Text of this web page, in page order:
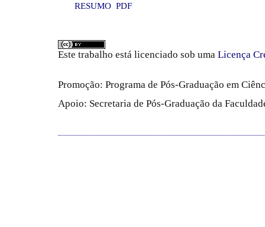
RESUMO PDF
Este trabalho está licenciado sob uma Licença
Promoção: Programa de Pós-Graduação em
Apoio: Secretaria de Pós-Graduação da